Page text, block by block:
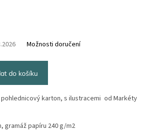
Možnosti doručení
do košíku
karton, s ilustracemi od Markéty
gramáž papíru 240 g/m2